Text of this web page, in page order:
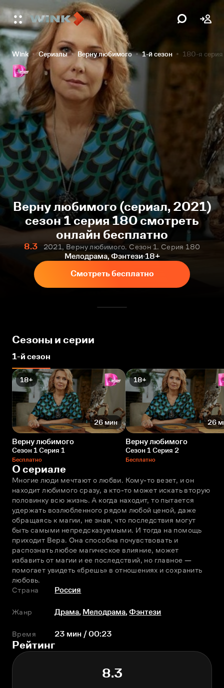
Wink Сериалы Верну любимого 1-й сезон 180-я серия
Верну любимого (сериал, 2021)
сезон 1 серия 180 смотреть
онлайн бесплатно
8.3
2021, Верну любимого. Сезон 1. Серия 180
Мелодрама, Фэнтези 18+
Смотреть бесплатно
Сезоны и серии
1-й сезон
18+
26 мин
Верну любимого
Сезон 1 Серия 1
Бесплатно
18+
26
Верну любимого
Сезон 1 Серия 2
Бесплатно
О сериале
Многие люди мечтают о любви. Кому-то везет, и он
находит любимого сразу, а кто-то может искать вторую
половинку всю жизнь. А когда находит, то пытается
удержать возлюбленного рядом любой ценой, даже
обращаясь к магии, не зная, что последствия могут
быть самыми непредсказуемыми. И тогда на помощь
приходит Вера. Она способна почувствовать и
распознать любое магическое влияние, может
избавить от магии и ее последствий, но главное —
помогает увидеть «брешь» в отношениях и сохранить
любовь.
Страна
Россия
Жанр Драма, Мелодрама,Фэнтези
Время 23 мин / 00:23
Рейтинг
8.3